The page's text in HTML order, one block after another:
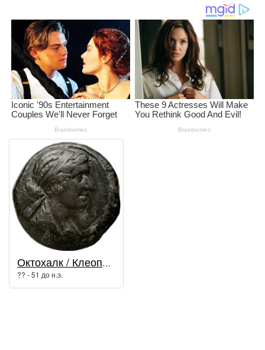
Октохалк / Клеопатра
?? - 51 до н.э.